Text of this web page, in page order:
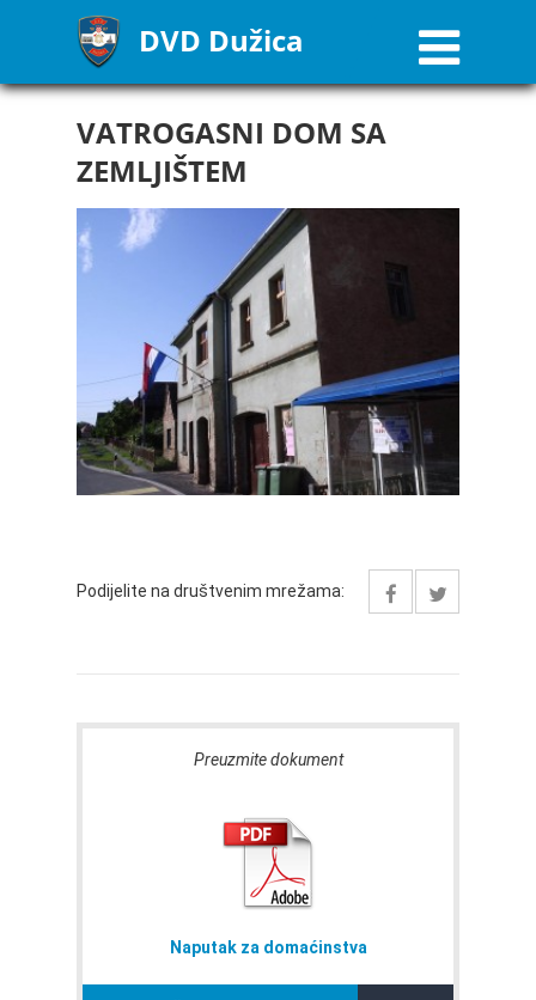
DVD Dužica
VATROGASNI DOM SA
ZEMLJIŠTEM
Podijelite na društvenim mrežama:
Preuzmite dokument
Naputak za domaćinstva